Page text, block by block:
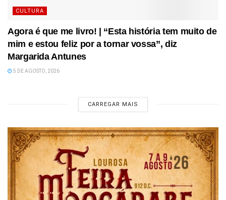
CULTURA
Agora é que me livro! | “Esta história tem muito de
mim e estou feliz por a tornar vossa”, diz
Margarida Antunes
5 DE AGOSTO, 2026
CARREGAR MAIS